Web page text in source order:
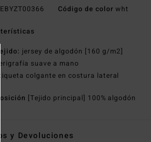
EBYZT00366 Código de color wht
Tejido: jersey de algodón [160 g/m2]
Serigrafía suave a mano
Etiqueta colgante en costura lateral
[Tejido principal] 100% algodón
y Devoluciones